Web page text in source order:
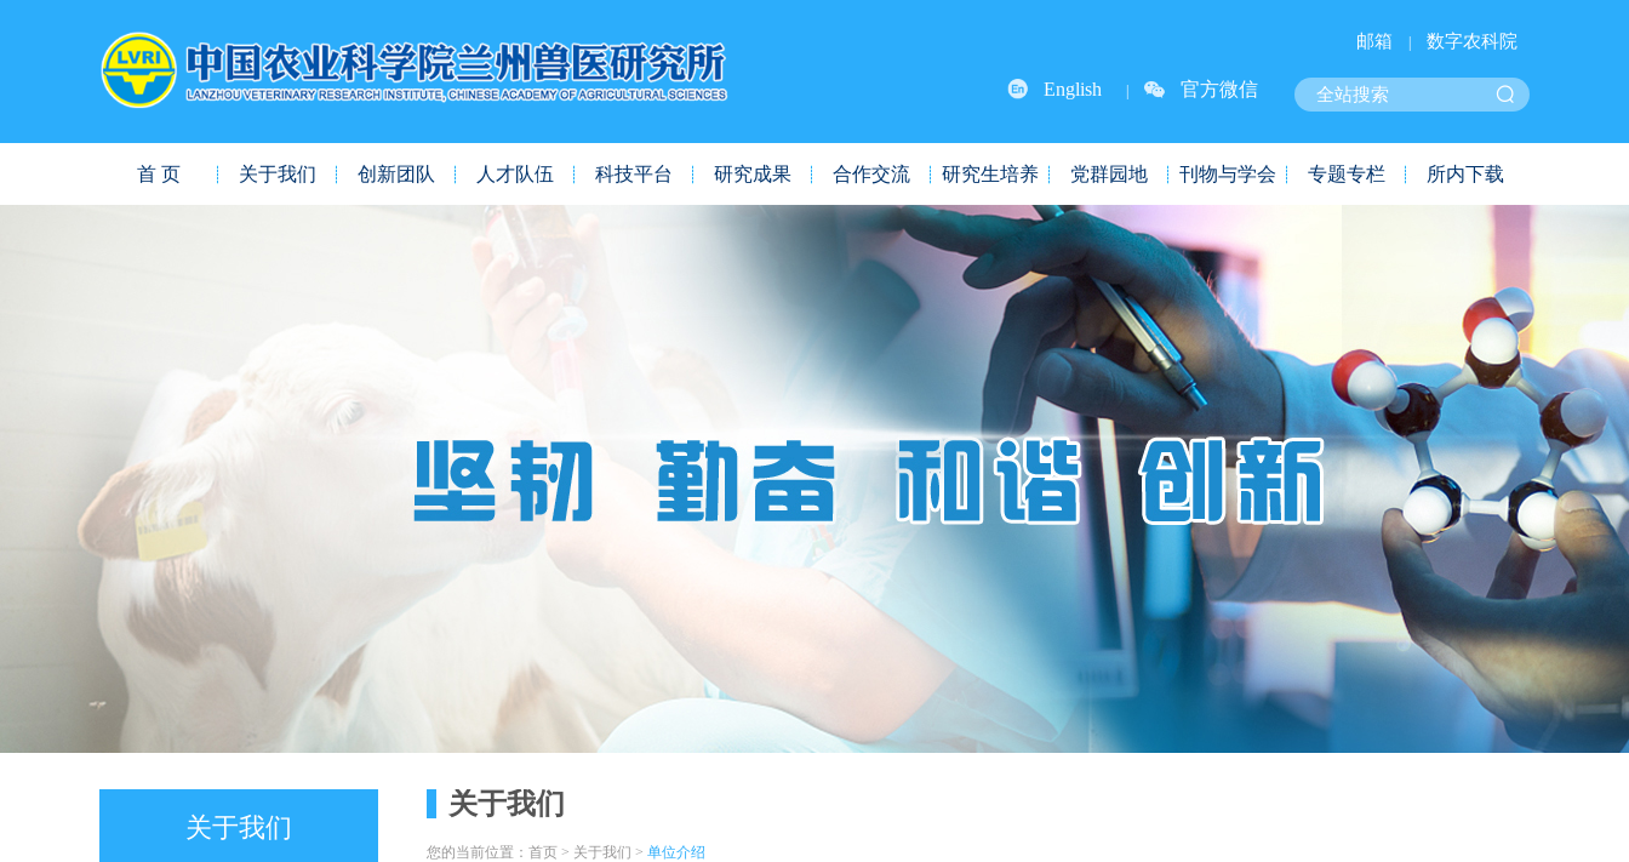
邮箱 数字农科院
English 官方微信
首 页 关于我们 创新团队 人才队伍 科技平台 研究成果 合作交流 研究生培养 党群园地 刊物与学会 专题专栏 所内下载
关于我们
关于我们
您的当前位置：首页 > 关于我们 > 单位介绍